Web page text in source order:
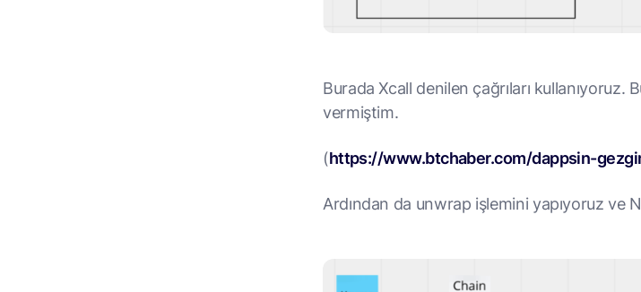
Burada Xcall denilen çağrıları kullanıyoruz.
vermiştim.
(https://www.btchaber.com/dappsin-
Ardından da unwrap işlemini yapıyoruz